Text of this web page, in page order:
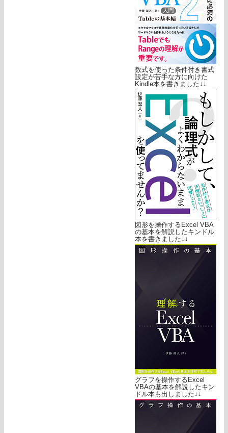
数式を使った条件付き書式
設定が苦手な方に向けた
Kindle本を書きました↓↓
図形を操作するExcel VBA
の基本を解説したキンドル
本を書きました↓↓
グラフを操作するExcel
VBAの基本を解説したキン
ドル本も出しました↓↓